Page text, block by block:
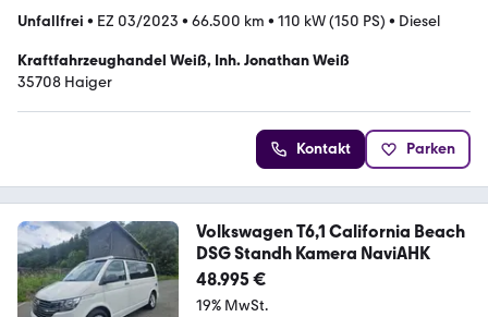
Unfallfrei • EZ 03/2023 • 66.500 km • 110 kW (150 PS) • Diesel
Kraftfahrzeughandel Weiß, Inh. Jonathan Weiß
35708 Haiger
Kontakt Parken
Volkswagen T6,1 California Beach
DSG Standh Kamera NaviAHK
48.995 €
19% MwSt.